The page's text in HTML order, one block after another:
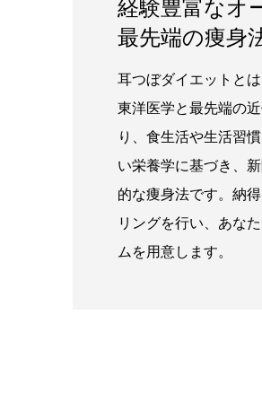
経験豊富なオ
最先端の痩身
耳つぼダイエットと
東洋医学と最先端の
り、食生活や生活習
い栄養学に基づき、
的な痩身法です。納
リングを行い、あな
ムを用意します。